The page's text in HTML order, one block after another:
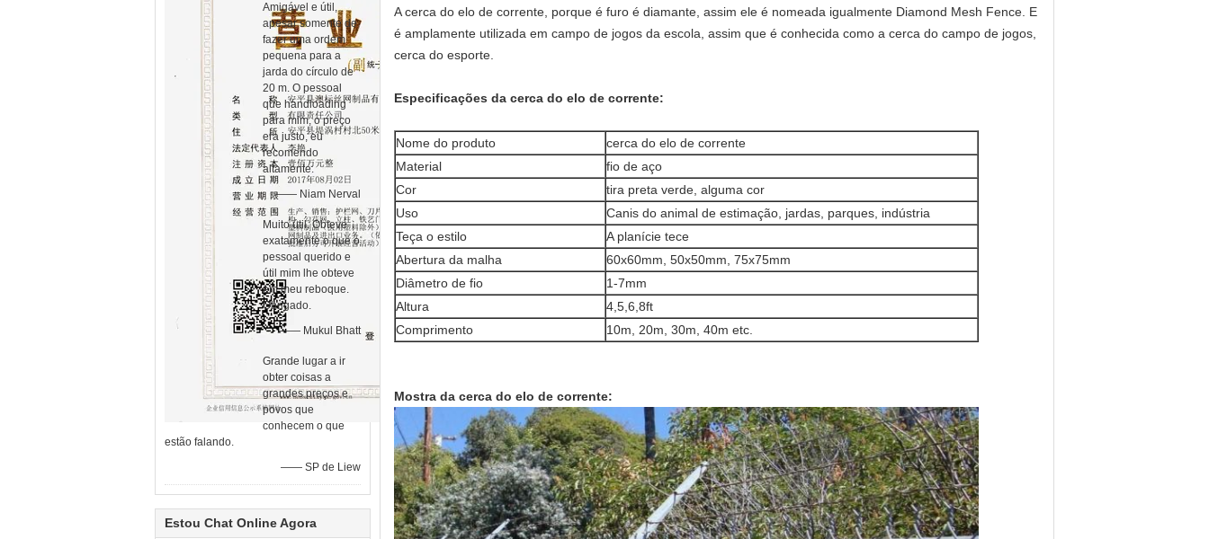
Amigável e útil,
apesar somente de
fazer uma ordem
pequena para a
jarda do círculo de
20 m. O pessoal
que handloading
para mim, o preço
era justo, eu
recomendo
altamente.
—— Niam Nerval
Muito útil. Obteve
exatamente o que o
pessoal querido e
útil mim lhe obteve
em meu reboque.
Obrigado.
—— Mukul Bhatt
Grande lugar a ir
obter coisas a
grandes preços e
povos que
conhecem o que
estão falando.
—— SP de Liew
Estou Chat Online Agora
A cerca do elo de corrente, porque é furo é diamante, assim ele é nomeada igualmente Diamond Mesh Fence. E
é amplamente utilizada em campo de jogos da escola, assim que é conhecida como a cerca do campo de jogos,
cerca do esporte.
Especificações da cerca do elo de corrente:
Nome do produto
cerca do elo de corrente
Material
fio de aço
Cor
tira preta verde, alguma cor
Uso
Canis do animal de estimação, jardas, parques, indústria
Teça o estilo
A planície tece
Abertura da malha
60x60mm, 50x50mm, 75x75mm
Diâmetro de fio
1-7mm
Altura
4,5,6,8ft
Comprimento
10m, 20m, 30m, 40m etc.
Mostra da cerca do elo de corrente: